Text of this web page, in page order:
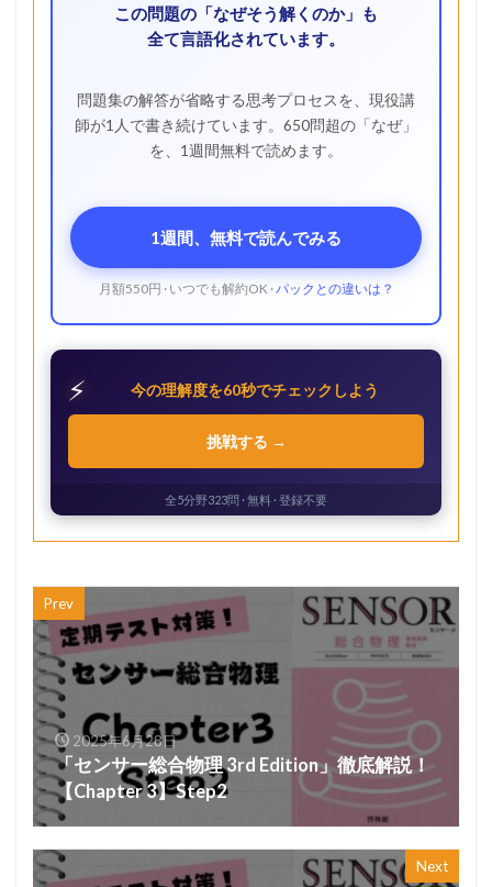
この問題の「なぜそう解くのか」も
全て言語化されています。
問題集の解答が省略する思考プロセスを、現役講
師が1人で書き続けています。650問超の「なぜ」
を、1週間無料で読めます。
1週間、無料で読んでみる
月額550円 · いつでも解約OK ·パックとの違いは？
⚡ 今の理解度を60秒でチェックしよう
挑戦する →
全5分野323問 · 無料 · 登録不要
Prev
2025年6月28日
「センサー総合物理 3rd Edition」徹底解説！
【Chapter 3】Step2
Next